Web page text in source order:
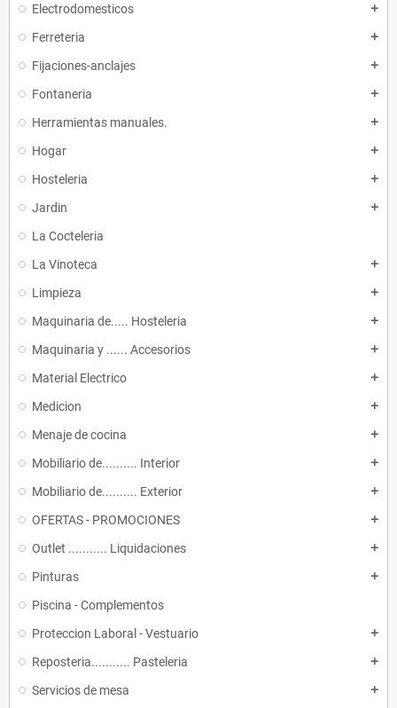
Electrodomesticos add
Ferreteria add
Fijaciones-anclajes add
Fontaneria add
Herramientas manuales. add
Hogar add
Hosteleria add
Jardin add
La Cocteleria
La Vinoteca
add
Limpieza add
Maquinaria de..... Hosteleria add
Maquinaria y ...... Accesorios add
Material Electrico add
Medicion add
Menaje de cocina add
Mobiliario de.......... Interior add
Mobiliario de.......... Exterior add
OFERTAS - PROMOCIONES add
Outlet ........... Liquidaciones add
Pinturas add
Piscina - Complementos
Proteccion Laboral - Vestuario
add
Reposteria........... Pasteleria add
Servicios de mesa add